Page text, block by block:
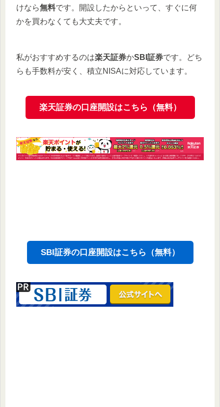
けなら無料です。開設したからといって、すぐに何
かを買わなくても大丈夫です。
私がおすすめするのは楽天証券かSBI証券です。どち
らも手数料が安く、積立NISAに対応しています。
楽天証券の口座開設はこちら（無料）
SBI証券の口座開設はこちら（無料）